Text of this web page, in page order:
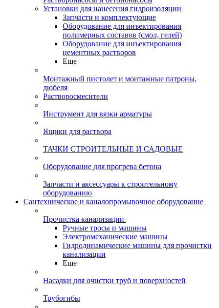
Установки для нанесения гидроизоляции
Запчасти и комплектующие
Оборудование для инъектирования
полимерных составов (смол, гелей)
Оборудование для инъектирования
цементных растворов
Еще
Монтажный пистолет и монтажные патроны,
дюбеля
Растворосмесители
Инструмент для вязки арматуры
Ящики для раствора
ТАЧКИ СТРОИТЕЛЬНЫЕ И САДОВЫЕ
Оборудование для прогрева бетона
Запчасти и аксессуары к строительному
оборудованию
Сантехническое и каналопромывочное оборудование
Прочистка канализации
Ручные тросы и машины
Электромеханические машины
Гидродинамические машины для прочистки
канализации
Еще
Насадки для очистки труб и поверхностей
Трубогибы